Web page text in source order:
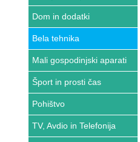
Dom in dodatki
Bela tehnika
Mali gospodinjski aparati
Šport in prosti čas
Pohištvo
TV, Avdio in Telefonija